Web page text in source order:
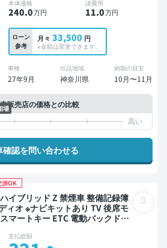
本体価格
240.0万円
諸費用
11.0万円
ローン
参考
月々 33,500 円
※金額は変更できます。
車検
27年9月
出品地域
神奈川県
納期の目安
10月〜11月
販売店の価格との比較
場
確認を問い合わせる
渉OK
Z 禁煙車 整備記録簿
ィオ ※ナビキットあり TV 後席モ
マートキー ETC 電動バックドア
支払総額